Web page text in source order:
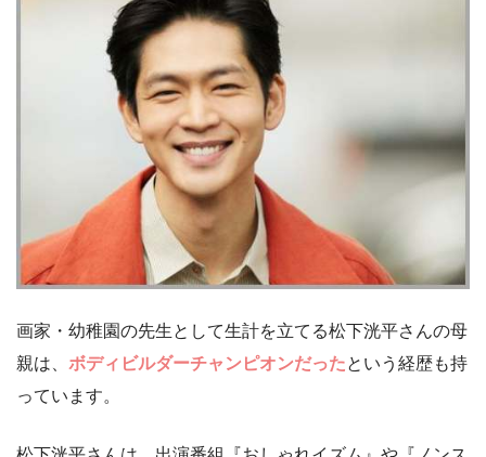
画家・幼稚園の先生として生計を立てる松下洸平さんの母
親は、 ボディビルダーチャンピオンだったという経歴も持
っています。